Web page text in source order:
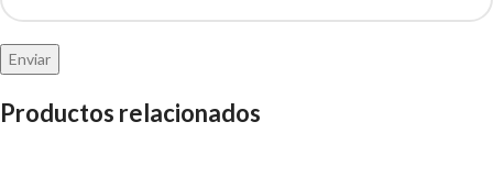
Productos relacionados